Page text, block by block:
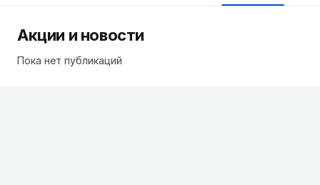
Акции и новости
Пока нет публикаций